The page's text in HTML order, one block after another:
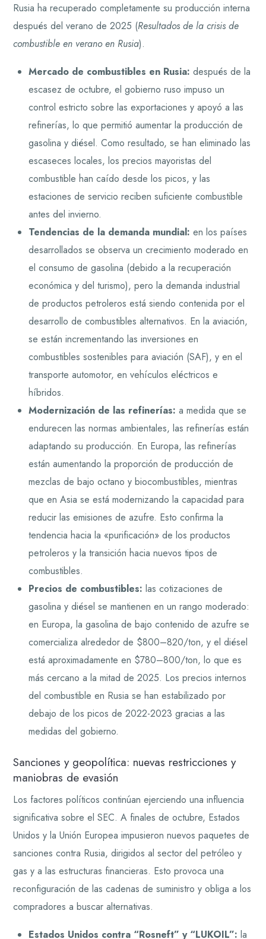
Rusia ha recuperado completamente su producción interna
después del verano de 2025 (Resultados de la crisis de
combustible en verano en Rusia).
Mercado de combustibles en Rusia: después de la
escasez de octubre, el gobierno ruso impuso un
control estricto sobre las exportaciones y apoyó a las
refinerías, lo que permitió aumentar la producción de
gasolina y diésel. Como resultado, se han eliminado las
escaseces locales, los precios mayoristas del
combustible han caído desde los picos, y las
estaciones de servicio reciben suficiente combustible
antes del invierno.
Tendencias de la demanda mundial: en los países
desarrollados se observa un crecimiento moderado en
el consumo de gasolina (debido a la recuperación
económica y del turismo), pero la demanda industrial
de productos petroleros está siendo contenida por el
desarrollo de combustibles alternativos. En la aviación,
se están incrementando las inversiones en
combustibles sostenibles para aviación (SAF), y en el
transporte automotor, en vehículos eléctricos e
híbridos.
Modernización de las refinerías: a medida que se
endurecen las normas ambientales, las refinerías están
adaptando su producción. En Europa, las refinerías
están aumentando la proporción de producción de
mezclas de bajo octano y biocombustibles, mientras
que en Asia se está modernizando la capacidad para
reducir las emisiones de azufre. Esto confirma la
tendencia hacia la «purificación» de los productos
petroleros y la transición hacia nuevos tipos de
combustibles.
Precios de combustibles: las cotizaciones de
gasolina y diésel se mantienen en un rango moderado:
en Europa, la gasolina de bajo contenido de azufre se
comercializa alrededor de $800–820/ton, y el diésel
está aproximadamente en $780–800/ton, lo que es
más cercano a la mitad de 2025. Los precios internos
del combustible en Rusia se han estabilizado por
debajo de los picos de 2022-2023 gracias a las
medidas del gobierno.
Sanciones y geopolítica: nuevas restricciones y
maniobras de evasión
Los factores políticos continúan ejerciendo una influencia
significativa sobre el SEC. A finales de octubre, Estados
Unidos y la Unión Europea impusieron nuevos paquetes de
sanciones contra Rusia, dirigidos al sector del petróleo y
gas y a las estructuras financieras. Esto provoca una
reconfiguración de las cadenas de suministro y obliga a los
compradores a buscar alternativas.
Estados Unidos contra “Rosneft” y “LUKOIL”: la